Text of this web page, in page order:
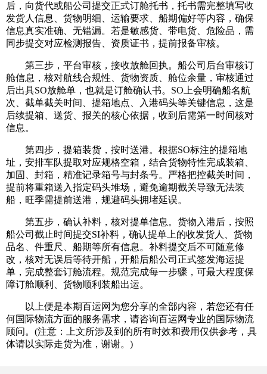
后，向货代或船公司提交正式订舱托书，托书需完整填写收
发货人信息、货物明细、运输要求、船期偏好等内容，确保
信息真实准确、无错漏。若是敏感货、带电货、危险品，需
同步提交对应检测报告、资质证书，提前报备审核。
第三步，平台审核，接收放舱回执。船公司后台审核订
舱信息，核对航线合规性、货物资质、舱位余量，审核通过
后出具SO放舱单，也就是订舱确认书。SO上会明确船名航
次、截单截关时间、提箱地点、入港码头等关键信息，这是
后续提箱、送货、报关的核心依据，收到后需第一时间核对
信息。
第四步，提箱装货，按时送港。根据SO标注的提箱地
址，安排车队提取对应规格空箱，结合货物特性完成装箱、
加固、封箱，精准记录箱号与封条号。严格把控截关时间，
提前将重箱送入指定码头堆场，避免逾期截关导致无法装
船，旺季需提前送港，规避码头拥堵延误。
第五步，确认补料，核对提单信息。货物入港后，按照
船公司截止时间提交SI补料，确认提单上的收发货人、货物
品名、件重尺、船期等所有信息。补料提交后不可随意修
改，核对无误后等待开船，开船后船公司正式签发海运提
单，完成整套订舱流程。规范完成每一步骤，可最大程度保
障订舱顺利、货物顺利装船出运。
以上便是本期百运网为您分享的全部内容，若您还有任
何国际物流方面的服务需求，请咨询百运网专业的国际物流
顾问。(注意：上文所涉及到的所有时效和费用仅供参考，具
体请以实际走货为准，谢谢。)